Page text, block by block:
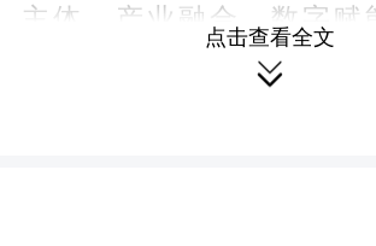
主体、产业融合、数字赋
理”乡村治理新模式，走出
村规民约汇聚乡村治理
点击查看全文
